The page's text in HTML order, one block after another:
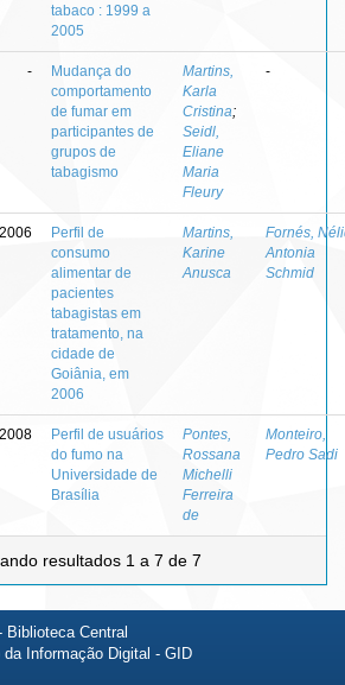
tabaco : 1999 a
2005
-
Mudança do
comportamento
de fumar em
participantes de
grupos de
tabagismo
Martins,
Karla
Cristina;
Seidl,
Eliane
Maria
Fleury
-
2006
Perfil de
consumo
alimentar de
pacientes
tabagistas em
tratamento, na
cidade de
Goiânia, em
2006
Martins,
Karine
Anusca
Fornés,
Antonia
Schmid
Perfil de usuários
do fumo na
Universidade de
Brasília
Pontes,
Rossana
Michelli
Ferreira
de
Monteiro,
Pedro Sadi
resultados 1 a 7 de 7
Biblioteca Central
Informação Digital - GID